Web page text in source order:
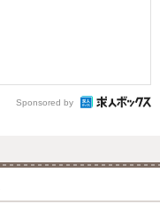
Sponsored by